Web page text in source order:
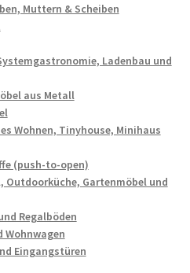
Muttern & Scheiben
Ladenbau und
aus Metall
Wohnen, Tinyhouse, Minihaus
(push-to-open)
Outdoorküche, Gartenmöbel und
Regalböden
Wohnwagen
Eingangstüren